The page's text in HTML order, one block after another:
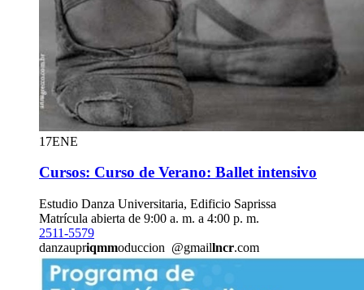
17ENE
Cursos: Curso de Verano: Ballet intensivo
Estudio Danza Universitaria, Edificio Saprissa
Matrícula abierta de 9:00 a. m. a 4:00 p. m.
2511-5579
danzaupriqmmoduccion @gmaillncr.com